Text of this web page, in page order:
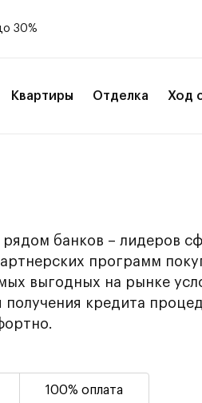
30%
Квартиры Отделка Ход
банков – лидеров
программ
выгодных на рынке
получения кредита
100% оплата